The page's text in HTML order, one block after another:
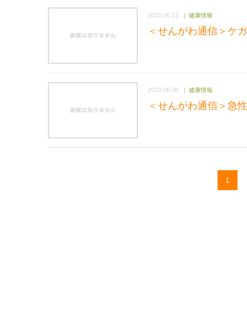
2020.06.12 健康情報
＜せんがわ通信＞ケ
2020.06.08 健康情報
＜せんがわ通信＞急
1